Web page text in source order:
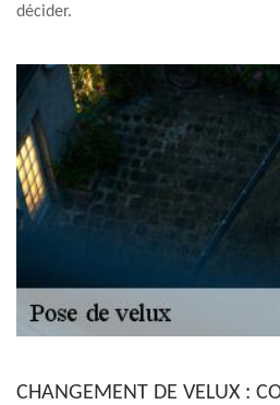
décider.
CHANGEMENT DE VELUX :